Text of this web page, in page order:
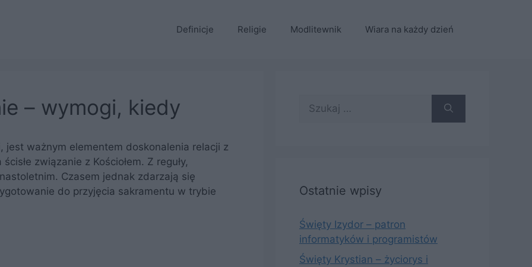
Definicje Religie Modlitewnik Wiara na każdy dzień
– wymogi, kiedy
jest ważnym elementem doskonalenia relacji z
związanie z Kościołem. Z reguły,
Czasem jednak zdarzają się
do przyjęcia sakramentu w trybie
Ostatnie wpisy
Święty Izydor – patron
informatyków i programistów
Święty Krystian – życiorys i